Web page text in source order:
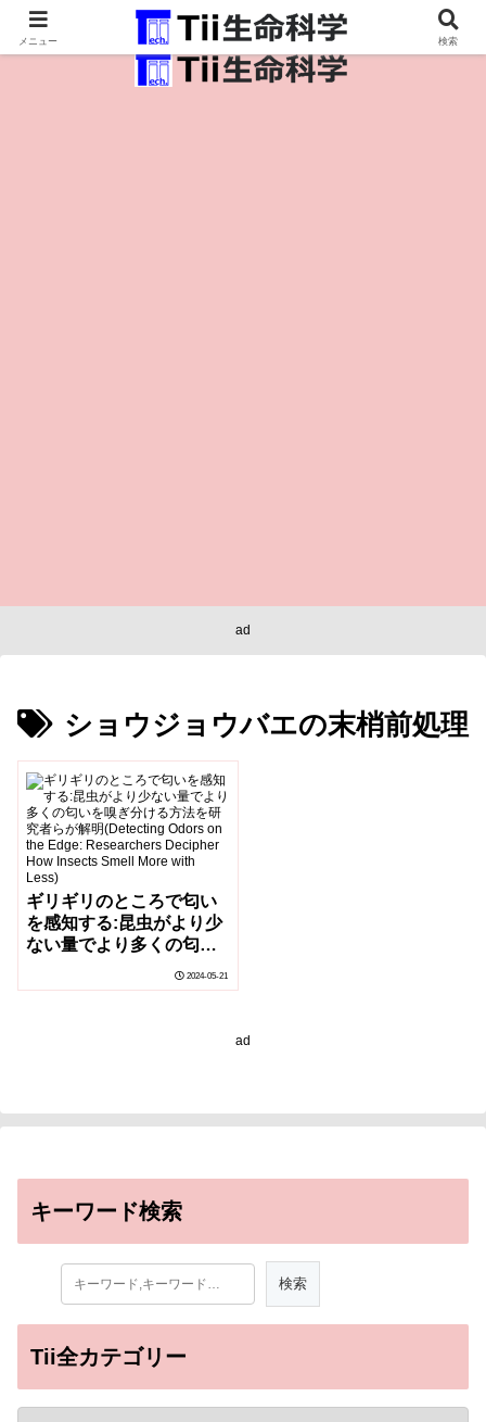
医療保健・生命・生物の情報インフラ。
ad
ショウジョウバエの末梢前処理
ギリギリのところで匂い
を感知する:昆虫がより少
ない量でより多くの匂い
を嗅ぎ分ける方法を研究
者らが解明(Detecting
2024-05-21
ad
キーワード検索
Tii全カテゴリー
メニュー 検索